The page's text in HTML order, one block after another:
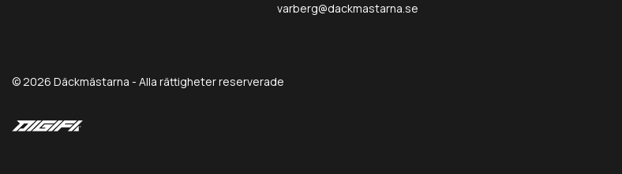
varberg@dackmastarna.se
© 2026 Däckmästarna - Alla rättigheter reserverade